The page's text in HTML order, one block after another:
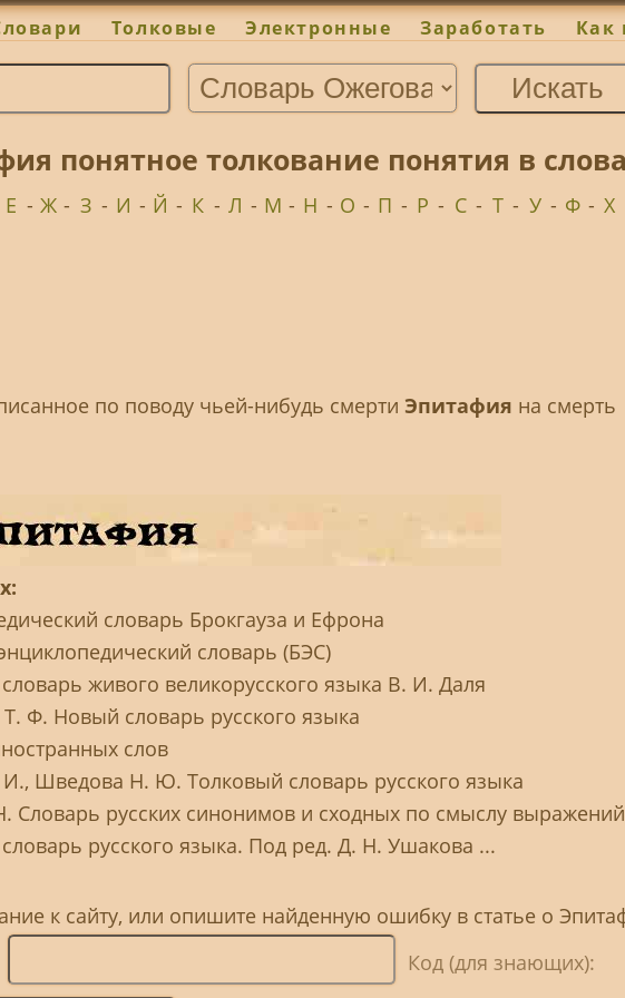
Толковые Электронные Заработать Как
понятное толкование понятия в
Е - Ж - З - И - Й - К - Л - М - Н - О - П - Р - С - Т - У - Ф - Х
по поводу чьей-нибудь смерти Эпитафия на смерть
словарь Брокгауза и Ефрона
словарь (БЭС)
живого великорусского языка В. И. Даля
Ф. Новый словарь русского языка
слов
Шведова Н. Ю. Толковый словарь русского языка
Словарь русских синонимов и сходных по смыслу выражений
русского языка. Под ред. Д. Н. Ушакова ...
к сайту, или опишите найденную ошибку в статье о
Код (для знающих):